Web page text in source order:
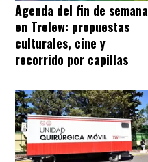
Agenda del fin de semana
en Trelew: propuestas
culturales, cine y
recorrido por capillas